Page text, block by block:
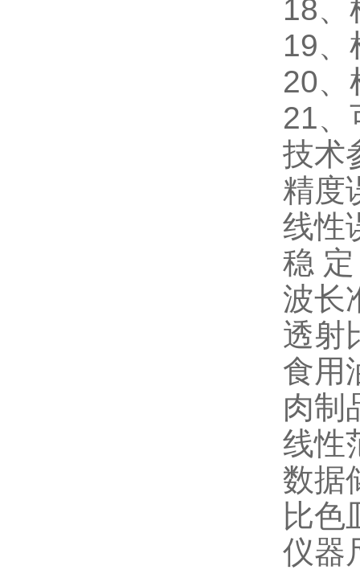
18、
19、
20、
21、
技术
精度
线性
稳
波长
透射
食用
肉制
线性
数据
比色
仪器